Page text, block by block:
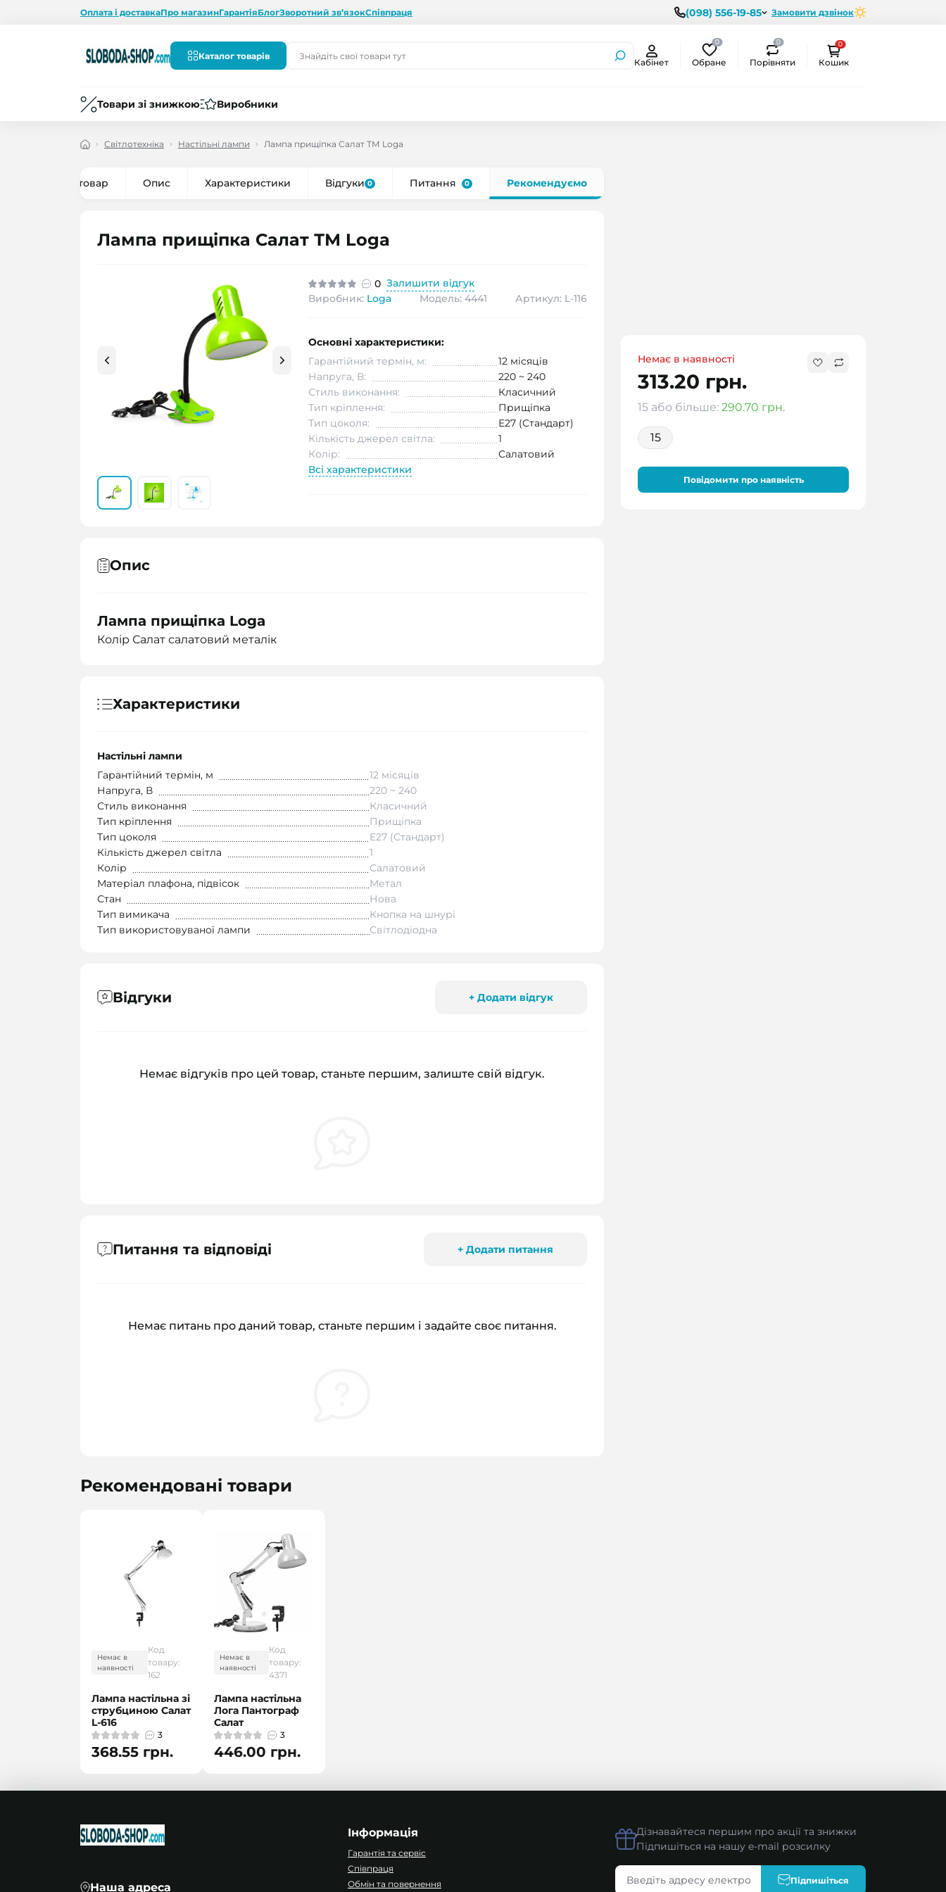
Оплата і доставкаПро магазинГарантіяБлогЗворотний зв’язокСпівпраця (098) 556-19-85 Замовити дзвінок
Каталог товарів
Кабінет
0
Обране
0
Порівняти
0
Кошик
Товари зі знижкою Виробники
Світлотехніка Настільні лампи Лампа прищіпка Салат ТМ Loga
Все про товар Опис Характеристики Відгуки 0 Питання 0 Рекомендуємо
Лампа прищіпка Салат ТМ Loga
0 Залишити відгук
Виробник: Loga Модель: 4441 Артикул: L-116
Немає в наявності
313.20 грн.
15 або більше: 290.70 грн.
15
Повідомити про наявність
Основні характеристики:
Гарантійний термін, м:
12 місяців
Напруга, В:
220 ~ 240
Стиль виконання:
Класичний
Тип кріплення:
Прищіпка
Тип цоколя:
E27 (Стандарт)
Кількість джерел світла:
1
Колір:
Салатовий
Всі характеристики
Опис
Лампа прищіпка Loga
Колір Салат салатовий металік
Характеристики
Настільні лампи
Гарантійний термін, м
12 місяців
Напруга, В
220 ~ 240
Стиль виконання
Класичний
Тип кріплення
Прищіпка
Тип цоколя
E27 (Стандарт)
Кількість джерел світла
1
Колір
Салатовий
Матеріал плафона, підвісок
Метал
Стан
Нова
Тип вимикача
Кнопка на шнурі
Тип використовуваної лампи
Світлодіодна
Відгуки + Додати відгук
Немає відгуків про цей товар, станьте першим, залиште свій відгук.
Питання та відповіді + Додати питання
Немає питань про даний товар, станьте першим і задайте своє питання.
Рекомендовані товари
Немає в
наявності
Код
товару:
162
Лампа настільна зі
струбциною Салат
L-616
3
368.55 грн.
Немає в
наявності
Код
товару:
4371
Лампа настільна
Лога Пантограф
Салат
3
446.00 грн.
Наша адреса
Інформація
Гарантія та сервіс
Співпраця
Обмін та повернення
Дізнавайтеся першим про акції та знижки
Підпишіться на нашу e-mail розсилку
Підпишіться